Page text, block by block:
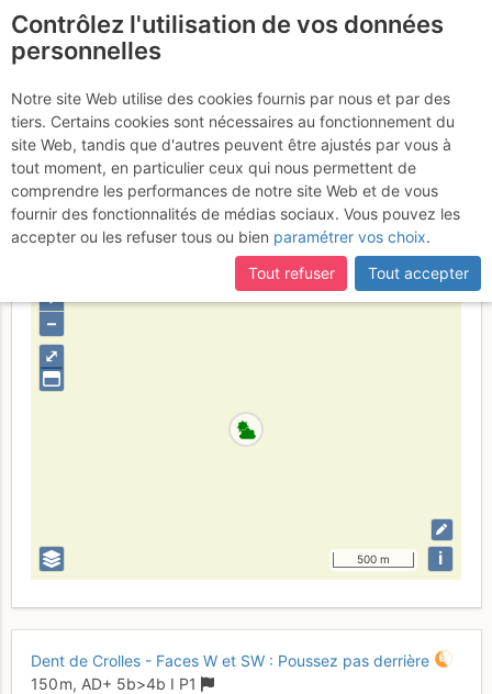
certaines pages ne sont plus accessibles, manquantes ou
incomplètes, déconnectez-vous puis reconnectez-vous à votre
compte sur le site.
Dent de Crolles - Face
SW : Poussez pas derrière
Samedi 8 juillet 2017
Chartreuse
⤢
+
–
500 m i
Dent de Crolles - Faces W et SW : Poussez pas derrière
150 m, AD+ 5b>4b I P1
Contrôlez l'utilisation de vos données
personnelles
Notre site Web utilise des cookies fournis par nous et par des
tiers. Certains cookies sont nécessaires au fonctionnement du
site Web, tandis que d'autres peuvent être ajustés par vous à
tout moment, en particulier ceux qui nous permettent de
comprendre les performances de notre site Web et de vous
fournir des fonctionnalités de médias sociaux. Vous pouvez les
accepter ou les refuser tous ou bien paramétrer vos choix.
Tout refuser
Tout accepter